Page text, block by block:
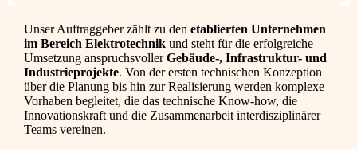
Unser Auftraggeber zählt zu den etablierten Unternehmen
im Bereich Elektrotechnik und steht für die erfolgreiche
Umsetzung anspruchsvollerGebäude-, Infrastruktur- und
Industrieprojekte. Von der ersten technischen Konzeption
über die Planung bis hin zur Realisierung werden komplexe
Vorhaben begleitet, die das technische Know-how, die
Innovationskraft und die Zusammenarbeit interdisziplinärer
Teams vereinen.